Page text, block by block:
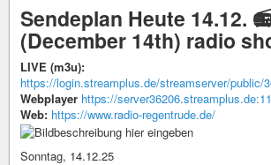
Sendeplan Heute 14.12.
(December 14th) radio
LIVE (m3u):
https://login.streamplus.de/streamserver/public/
Webplayer https://
Web: https://www.radio-regentrude.de/
Sonntag, 14.12.25